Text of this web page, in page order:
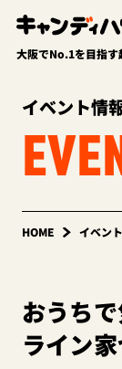
大阪でNo.1を目指す
イベント情
HOME イベン
おうち
ライン